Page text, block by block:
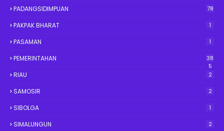
PADANGSIDIMPUAN 78
PAKPAK BHARAT 1
PASAMAN 1
PEMERINTAHAN
38
5
RIAU 2
SAMOSIR 2
SIBOLGA 1
SIMALUNGUN 2